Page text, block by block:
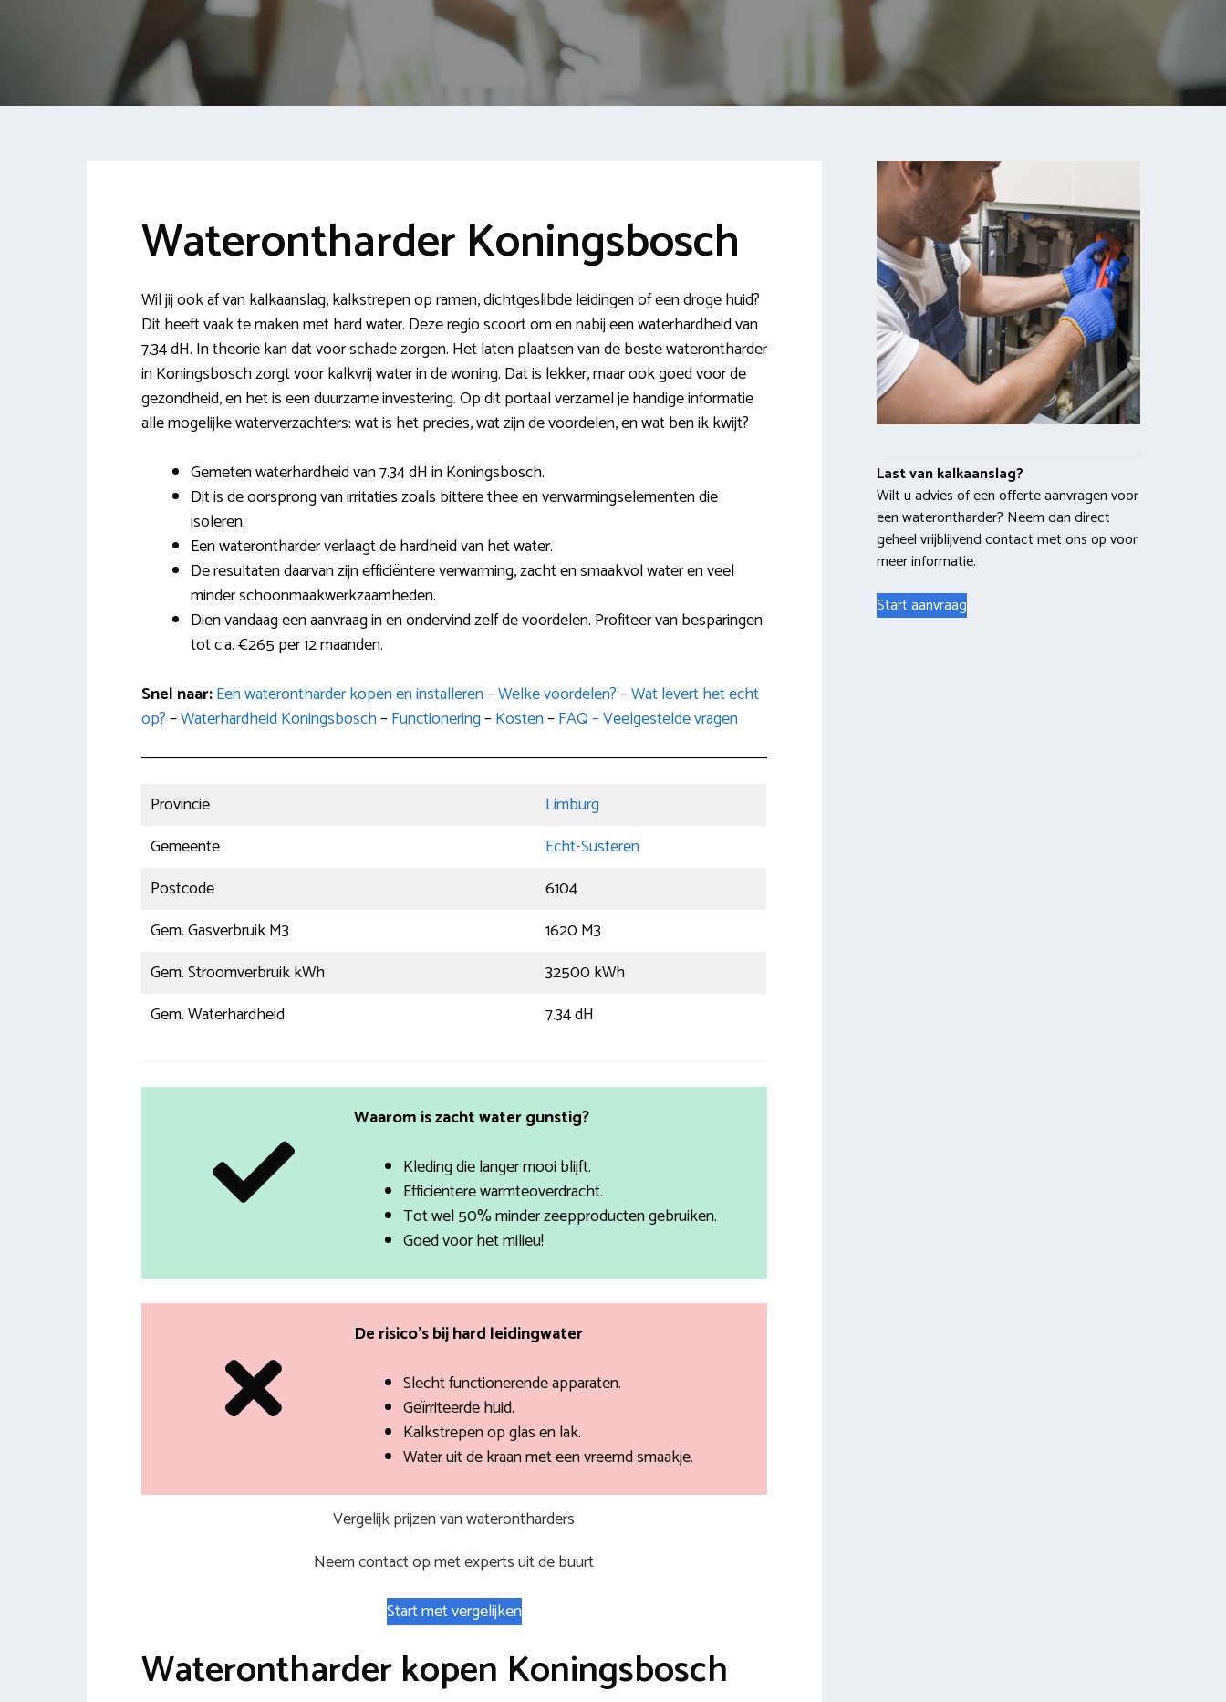
Waterontharder Koningsbosch
Wil jij ook af van kalkaanslag, kalkstrepen op ramen, dichtgeslibde leidingen of een droge huid?
Dit heeft vaak te maken met hard water. Deze regio scoort om en nabij een waterhardheid van
7.34 dH. In theorie kan dat voor schade zorgen. Het laten plaatsen van de beste waterontharder
in Koningsbosch zorgt voor kalkvrij water in de woning. Dat is lekker, maar ook goed voor de
gezondheid, en het is een duurzame investering. Op dit portaal verzamel je handige informatie
alle mogelijke waterverzachters: wat is het precies, wat zijn de voordelen, en wat ben ik kwijt?
Gemeten waterhardheid van 7.34 dH in Koningsbosch.
Dit is de oorsprong van irritaties zoals bittere thee en verwarmingselementen die
isoleren.
Een waterontharder verlaagt de hardheid van het water.
De resultaten daarvan zijn efficiëntere verwarming, zacht en smaakvol water en veel
minder schoonmaakwerkzaamheden.
Dien vandaag een aanvraag in en ondervind zelf de voordelen. Profiteer van besparingen
tot c.a. €265 per 12 maanden.
Snel naar:Een waterontharder kopen en installeren–Welke voordelen?–Wat levert het echt
op?–Waterhardheid Koningsbosch–Functionering–Kosten–FAQ – Veelgestelde vragen
Provincie
Limburg
Gemeente
Echt-Susteren
Postcode
6104
Gem. Gasverbruik M3
1620 M3
Gem. Stroomverbruik kWh
32500 kWh
Gem. Waterhardheid
7.34 dH
Waarom is zacht water gunstig?
Kleding die langer mooi blijft.
Efficiëntere warmteoverdracht.
Tot wel 50% minder zeepproducten gebruiken.
Goed voor het milieu!
De risico’s bij hard leidingwater
Slecht functionerende apparaten.
Geïrriteerde huid.
Kalkstrepen op glas en lak.
Water uit de kraan met een vreemd smaakje.
Vergelijk prijzen van waterontharders
Neem contact op met experts uit de buurt
Start met vergelijken
Waterontharder kopen Koningsbosch
Last van kalkaanslag?
Wilt u advies of een offerte aanvragen voor
een waterontharder? Neem dan direct
geheel vrijblijvend contact met ons op voor
meer informatie.
Start aanvraag